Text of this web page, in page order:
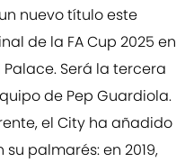
nuevo título este
de la FA Cup 2025 en
Será la tercera
de Pep Guardiola.
el City ha añadido
palmarés: en 2019,